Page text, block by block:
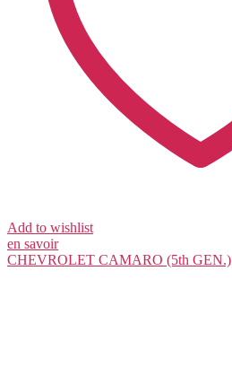
Add to wishlist
en savoir
CHEVROLET CAMARO (5th GEN.)